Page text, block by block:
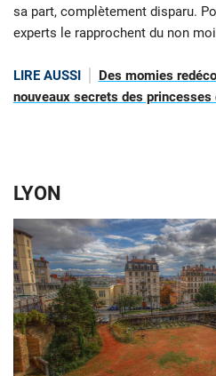
sa part, complètement disparu.
experts le rapprochent du non
LIRE AUSSI
Des momies
nouveaux secrets des princesses
LYON